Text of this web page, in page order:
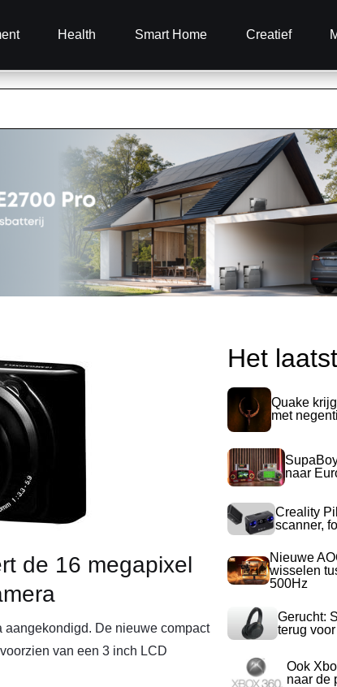
Health Smart Home Creatief
de 16 megapixel
aangekondigd. De nieuwe compact
van een 3 inch LCD
Het
Quake
met
naar
Creality
scanner,
Nieuwe
wisselen
500Hz
Gerucht:
terug
Ook
naar de